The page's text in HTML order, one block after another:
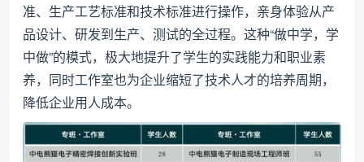
准、生产工艺标准和技术标准进行操作，亲身体验从产
品设计、研发到生产、测试的全过程。这种“做中学，学
中做”的模式，极大地提升了学生的实践能力和职业素
养，同时工作室也为企业缩短了技术人才的培养周期，
降低企业用人成本。